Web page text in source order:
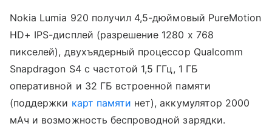
Nokia Lumia 920 получил 4,5-дюймовый PureMotion
HD+ IPS-дисплей (разрешение 1280 х 768
пикселей), двухъядерный процессор Qualcomm
Snapdragon S4 с частотой 1,5 ГГц, 1 ГБ
оперативной и 32 ГБ встроенной памяти
(поддержки карт памяти нет), аккумулятор 2000
мАч и возможность беспроводной зарядки.